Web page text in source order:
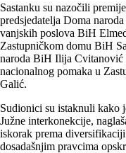
Sastanku su nazočili
predsjedatelja Doma
vanjskih poslova BiH
Zastupničkom domu BiH
naroda BiH Ilija
nacionalnog pomaka u
Galić.
Sudionici su istaknuli kako
Južne interkonekcije,
iskorak prema
dosadašnjim pravcima